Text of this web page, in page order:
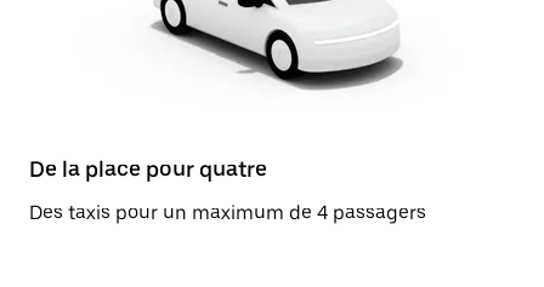
De la place pour quatre
Des taxis pour un maximum de 4 passagers